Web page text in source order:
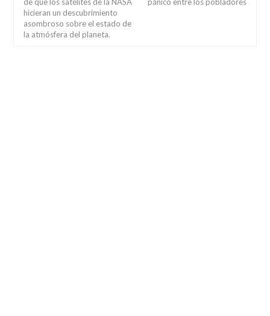
hicieran un descubrimiento
asombroso sobre el estado de
la atmósfera del planeta.